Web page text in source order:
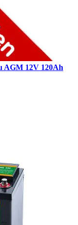
AGM 12V 120Ah